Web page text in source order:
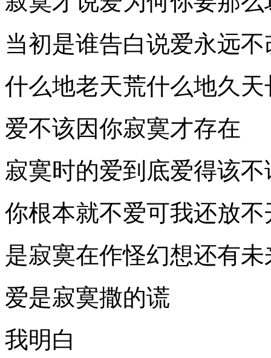
当初是谁告白说爱永远不
什么地老天荒什么地久天
爱不该因你寂寞才存在
寂寞时的爱到底爱得该不
你根本就不爱可我还放不
是寂寞在作怪幻想还有未
爱是寂寞撒的谎
我明白